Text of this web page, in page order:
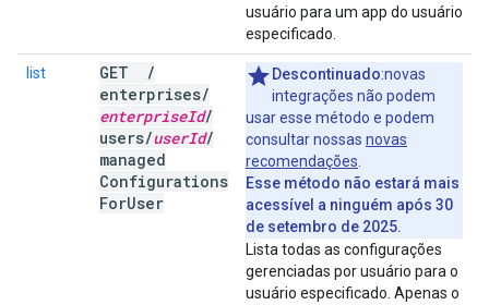
usuário para um app do usuário
especificado.
list GET
/
enterprises/
enterpriseId/
users/userId/
managed
Configurations
ForUser
Descontinuado:novas
integrações não podem
usar esse método e podem
consultar nossas novas
recomendações
Esse método não estará mais
acessível a ninguém após 30
de setembro de 2025.
Lista todas as configurações
gerenciadas por usuário para o
usuário especificado. Apenas o